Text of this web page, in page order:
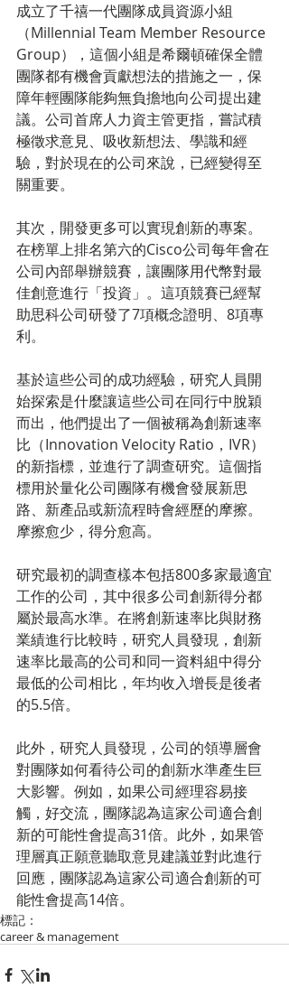
成立了千禧一代團隊成員資源小組
（Millennial Team Member Resource
Group），這個小組是希爾頓確保全體
團隊都有機會貢獻想法的措施之一，保
障年輕團隊能夠無負擔地向公司提出建
議。公司首席人力資主管更指，嘗試積
極徵求意見、吸收新想法、學識和經
驗，對於現在的公司來說，已經變得至
關重要。
其次，開發更多可以實現創新的專案。
在榜單上排名第六的Cisco公司每年會在
公司內部舉辦競賽，讓團隊用代幣對最
佳創意進行「投資」。這項競賽已經幫
助思科公司研發了7項概念證明、8項專
利。
基於這些公司的成功經驗，研究人員開
始探索是什麼讓這些公司在同行中脫穎
而出，他們提出了一個被稱為創新速率
比（Innovation Velocity Ratio，IVR）
的新指標，並進行了調查研究。這個指
標用於量化公司團隊有機會發展新思
路、新產品或新流程時會經歷的摩擦。
摩擦愈少，得分愈高。
研究最初的調查樣本包括800多家最適宜
工作的公司，其中很多公司創新得分都
屬於最高水準。在將創新速率比與財務
業績進行比較時，研究人員發現，創新
速率比最高的公司和同一資料組中得分
最低的公司相比，年均收入增長是後者
的5.5倍。
此外，研究人員發現，公司的領導層會
對團隊如何看待公司的創新水準產生巨
大影響。例如，如果公司經理容易接
觸，好交流，團隊認為這家公司適合創
新的可能性會提高31倍。此外，如果管
理層真正願意聽取意見建議並對此進行
回應，團隊認為這家公司適合創新的可
能性會提高14倍。
標記：
career & management